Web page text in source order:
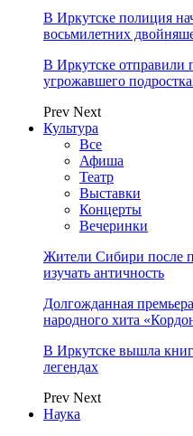
В Иркутске полиция
восьмилетних
В Иркутске отправили
угрожавшего
Prev Next
Культура
Все
Афиша
Театр
Выставки
Концерты
Вечеринки
Жители Сибири после
изучать античность
Долгожданная
народного хита
В Иркутске вышла
легендах
Prev Next
Наука